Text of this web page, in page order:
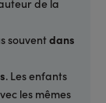
de la
souventdans
. Les enfants
les mêmes